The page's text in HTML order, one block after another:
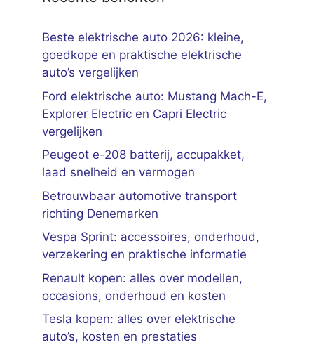
Beste elektrische auto 2026: kleine,
goedkope en praktische elektrische
auto’s vergelijken
Ford elektrische auto: Mustang Mach-E,
Explorer Electric en Capri Electric
vergelijken
Peugeot e-208 batterij, accupakket,
laad snelheid en vermogen
Betrouwbaar automotive transport
richting Denemarken
Vespa Sprint: accessoires, onderhoud,
verzekering en praktische informatie
Renault kopen: alles over modellen,
occasions, onderhoud en kosten
Tesla kopen: alles over elektrische
auto’s, kosten en prestaties